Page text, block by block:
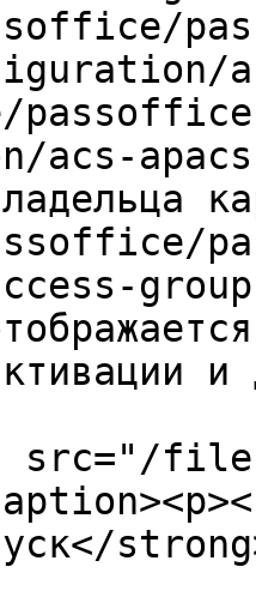
и
src="/files/